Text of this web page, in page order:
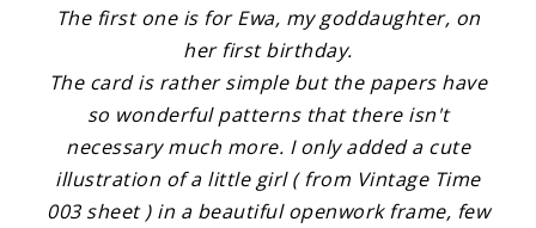
The first one is for Ewa, my goddaughter, on
her first birthday.
The card is rather simple but the papers have
so wonderful patterns that there isn't
necessary much more. I only added a cute
illustration of a little girl ( from Vintage Time
003 sheet ) in a beautiful openwork frame, few